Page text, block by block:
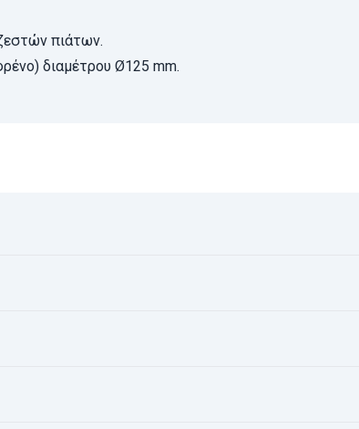
πιάτων.
διαμέτρου Ø125 mm.